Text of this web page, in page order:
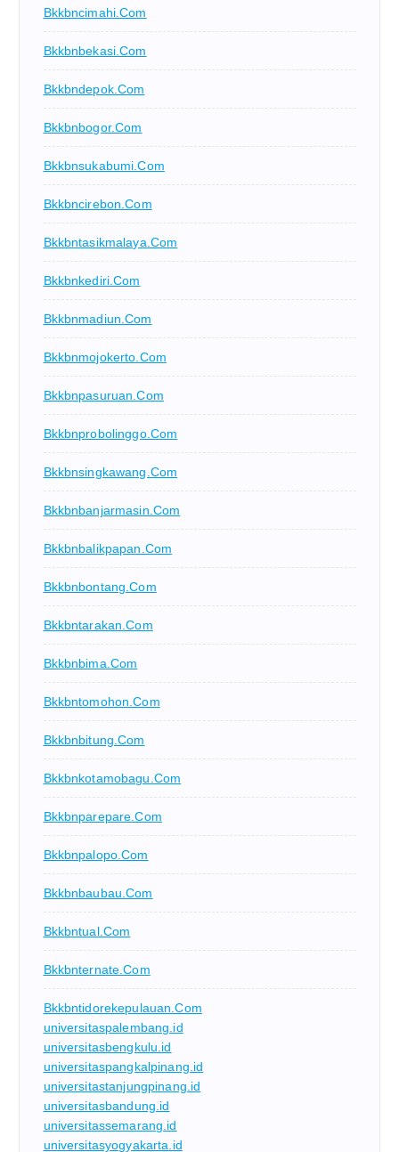
Bkkbncimahi.com
Bkkbnbekasi.com
Bkkbndepok.com
Bkkbnbogor.com
Bkkbnsukabumi.com
Bkkbncirebon.com
Bkkbntasikmalaya.com
Bkkbnkediri.com
Bkkbnmadiun.com
Bkkbnmojokerto.com
Bkkbnpasuruan.com
Bkkbnprobolinggo.com
Bkkbnsingkawang.com
Bkkbnbanjarmasin.com
Bkkbnbalikpapan.com
Bkkbnbontang.com
Bkkbntarakan.com
Bkkbnbima.com
Bkkbntomohon.com
Bkkbnbitung.com
Bkkbnkotamobagu.com
Bkkbnparepare.com
Bkkbnpalopo.com
Bkkbnbaubau.com
Bkkbntual.com
Bkkbnternate.com
Bkkbntidorekepulauan.com
universitaspalembang.id
universitasbengkulu.id
universitaspangkalpinang.id
universitastanjungpinang.id
universitasbandung.id
universitassemarang.id
universitasyogyakarta.id